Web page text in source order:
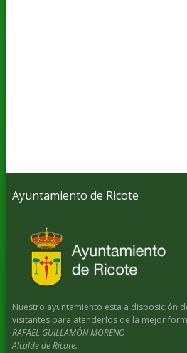
Ayuntamiento de Ricote
Nuestro ayuntamiento esta a disposición
visitantes para atenderlos de la mejor
RAFAEL GUILLAMÓN MORENO
Alcalde de Ricote.